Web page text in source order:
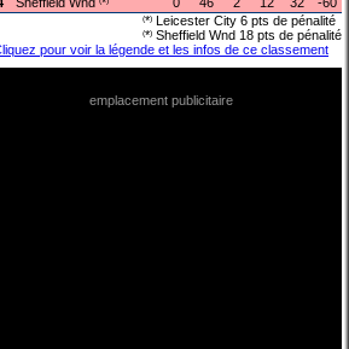
(*) Leicester City 6 pts de pénalité
(*) Sheffield Wnd 18 pts de pénalité
pour voir la légende et les infos de ce classement
emplacement publicitaire